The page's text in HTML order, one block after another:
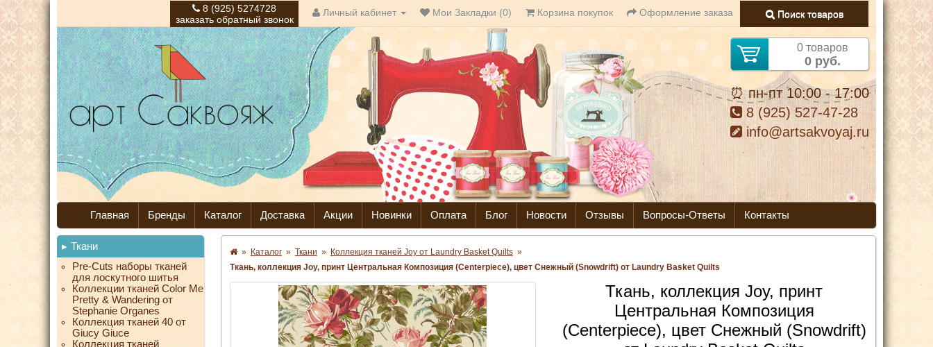
8 (925) 5274728
заказать обратный звонок
Личный кабинет Мои Закладки (0) Корзина покупок Оформление заказа Поиск товаров
0 товаров
0 руб.
⏰ пн-пт 10:00 - 17:00
8 (925) 527-47-28
info@artsakvoyaj.ru
Главная Бренды Каталог Доставка Акции Новинки Оплата Блог Новости Отзывы Вопросы-Ответы Контакты
Ткани
Pre-Cuts наборы тканей
для лоскутного шитья
Коллекции тканей Color Me
Pretty & Wandering от
Stephanie Organes
Коллекция тканей 40 от
Giucy Giuce
Коллекция тканей
» Каталог » Ткани » Коллекция тканей Joy от Laundry Basket Quilts »
Ткань, коллекция Joy, принт Центральная Композиция (Centerpiece), цвет Снежный (Snowdrift) от Laundry Basket Quilts
Ткань, коллекция Joy, принт
Центральная Композиция
(Centerpiece), цвет Снежный (Snowdrift)